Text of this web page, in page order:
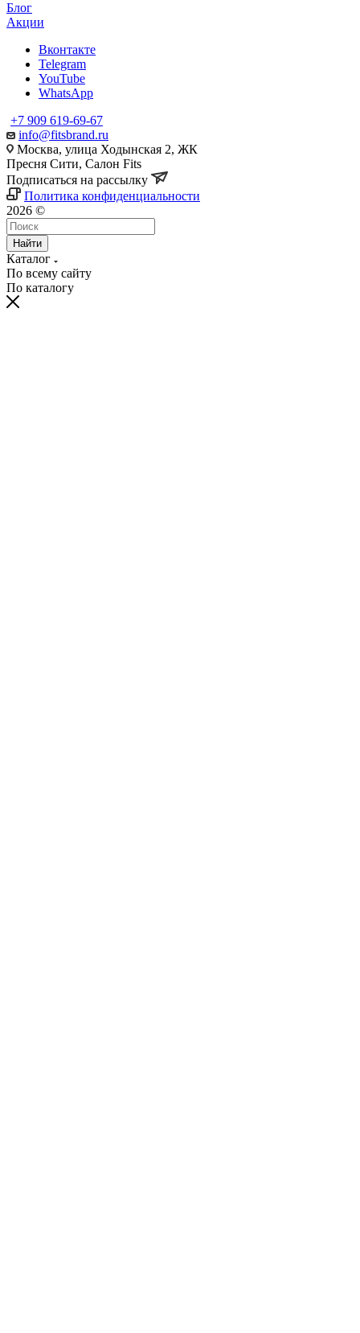
Блог
Акции
Вконтакте
Telegram
YouTube
WhatsApp
+7 909 619-69-67
info@fitsbrand.ru
Москва, улица Ходынская 2, ЖК
Пресня Сити, Салон Fits
Подписаться на рассылку
Политика конфиденциальности
2026 ©
Найти
Каталог
По всему сайту
По каталогу